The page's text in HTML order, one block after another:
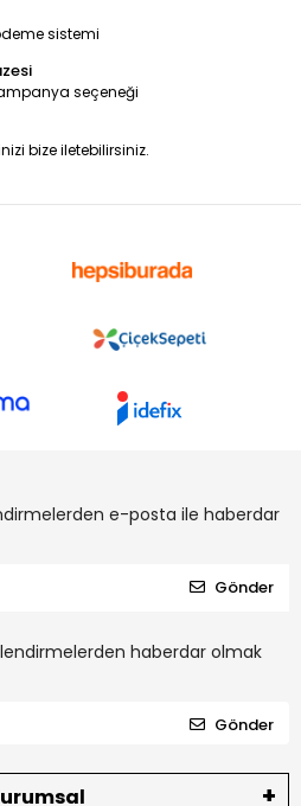
sistemi
seçeneği
bize iletebilirsiniz.
e-posta ile haberdar
Gönder
haberdar olmak
Gönder